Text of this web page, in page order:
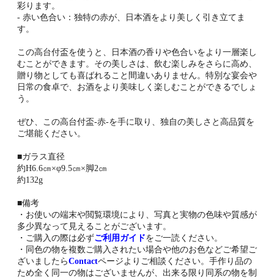
彩ります。
- 赤い色合い：独特の赤が、日本酒をより美しく引き立てま
す。
この高台付盃を使うと、日本酒の香りや色合いをより一層楽し
むことができます。その美しさは、飲む楽しみをさらに高め、
贈り物としても喜ばれること間違いありません。特別な宴会や
日常の食卓で、お酒をより美味しく楽しむことができるでしょ
う。
ぜひ、この高台付盃-赤-を手に取り、独自の美しさと高品質を
ご堪能ください。
■ガラス直径
約H6.6㎝×φ9.5㎝×脚2㎝
約132g
■備考
・お使いの端末や閲覧環境により、写真と実物の色味や質感が
多少異なって見えることがございます。
・ご購入の際は必ずご利用ガイドをご一読ください。
・同色の物を複数ご購入されたい場合や他のお色などご希望ご
ざいましたらContactページよりご相談ください。手作り品の
ため全く同一の物はございませんが、出来る限り同系の物を制